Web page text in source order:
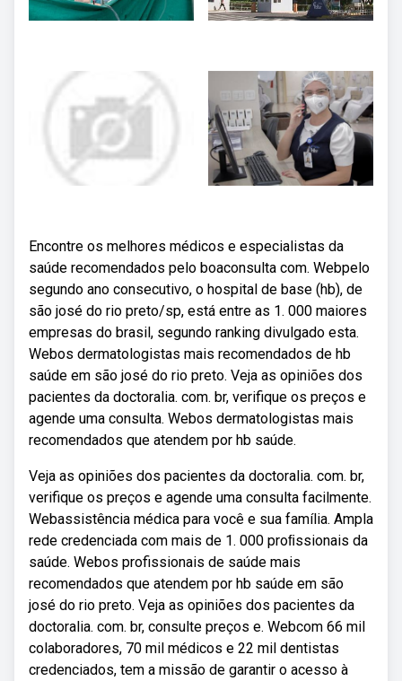
Encontre os melhores médicos e especialistas da
saúde recomendados pelo boaconsulta com. Webpelo
segundo ano consecutivo, o hospital de base (hb), de
são josé do rio preto/sp, está entre as 1. 000 maiores
empresas do brasil, segundo ranking divulgado esta.
Webos dermatologistas mais recomendados de hb
saúde em são josé do rio preto. Veja as opiniões dos
pacientes da doctoralia. com. br, verifique os preços e
agende uma consulta. Webos dermatologistas mais
recomendados que atendem por hb saúde.
Veja as opiniões dos pacientes da doctoralia. com. br,
verifique os preços e agende uma consulta facilmente.
Webassistência médica para você e sua família. Ampla
rede credenciada com mais de 1. 000 proﬁssionais da
saúde. Webos profissionais de saúde mais
recomendados que atendem por hb saúde em são
josé do rio preto. Veja as opiniões dos pacientes da
doctoralia. com. br, consulte preços e. Webcom 66 mil
colaboradores, 70 mil médicos e 22 mil dentistas
credenciados, tem a missão de garantir o acesso à